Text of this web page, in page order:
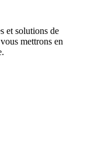
et solutions de
mettrons en